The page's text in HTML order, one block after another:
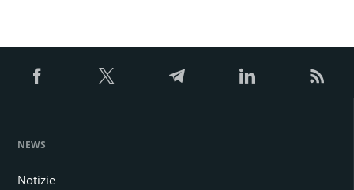
NEWS
Notizie